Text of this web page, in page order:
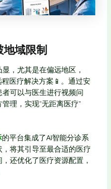
地域限制
，尤其是在偏远地区，
医疗解决方案📱。通过安
可以与医生进行视频问
理，实现“无距离医疗”
的平台集成了AI智能分诊系
将其引导至最合适的医疗
还优化了医疗资源配置，